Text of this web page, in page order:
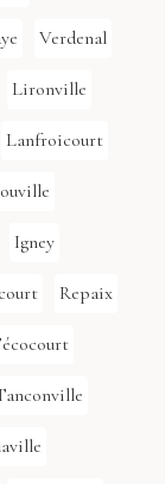
Verdenal
Lironville
Lanfroicourt
Igney
Repaix